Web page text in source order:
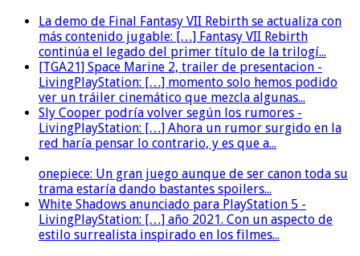
La demo de Final Fantasy VII Rebirth se actualiza con
más contenido jugable: […] Fantasy VII Rebirth
continúa el legado del primer título de la trilogí...
[TGA21] Space Marine 2, trailer de presentacion -
LivingPlayStation: […] momento solo hemos podido
ver un tráiler cinemático que mezcla algunas...
Sly Cooper podría volver según los rumores -
LivingPlayStation: […] Ahora un rumor surgido en la
red haría pensar lo contrario, y es que a...
onepiece: Un gran juego aunque de ser canon toda su
trama estaría dando bastantes spoilers...
White Shadows anunciado para PlayStation 5 -
LivingPlayStation: […] año 2021. Con un aspecto de
estilo surrealista inspirado en los filmes...